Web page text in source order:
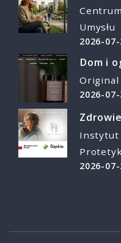
Umysłu
2026-07-
Dom i
Original
2026-07-
Instytut
2026-07-